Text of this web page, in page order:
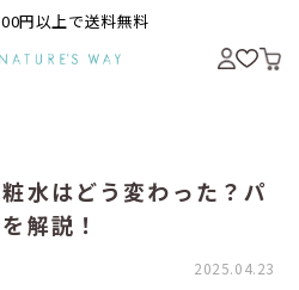
円以上で送料無料
水はどう変わった？パ
解説！
2025.04.23